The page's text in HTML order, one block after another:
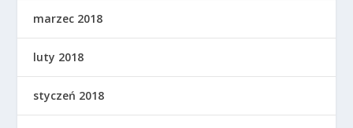
marzec 2018
luty 2018
styczeń 2018